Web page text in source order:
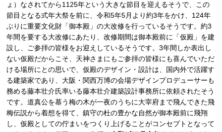
ょ）なされてから1125年という大きな節目を迎えるそうで、この
節目となる式年大祭を前に、令和5年5月より約3年をかけ、124年
ぶりに重要文化財「御本殿」の大改修を行っているそうです。約3
年間を要する大改修にあたり、改修期間は御本殿前に「仮殿」を建
設し、ご参拝の皆様をお迎えしているそうです。3年間しか表出し
ない仮殿だからこそ、天神さまにもご参拝の皆様にも喜んでいただ
ける場所にとの思いで、仮殿のデザイン・設計は、国内外で活躍す
る建築家であり、大阪・関西万博の会場デザインプロデューサーも
務める藤本壮介氏率いる藤本壮介建築設計事務所に依頼されたそう
です。道真公を慕う梅の木が一夜のうちに大宰府まで飛んできた飛
梅伝説から着想を得て、鎮守の杜の豊かな自然が御本殿前に飛翔
し、仮殿としての佇まいをつくり上げることがコンセプトとなって